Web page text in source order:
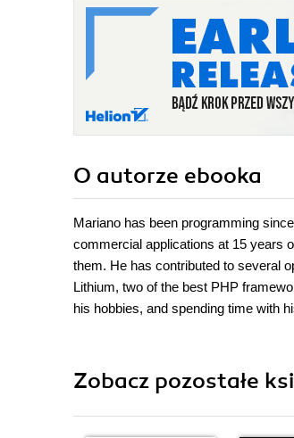
O autorze ebooka
Mariano has been programming
commercial applications at 15 years
them. He has contributed to several
Lithium, two of the best PHP
his hobbies, and spending time with
Zobacz pozostałe